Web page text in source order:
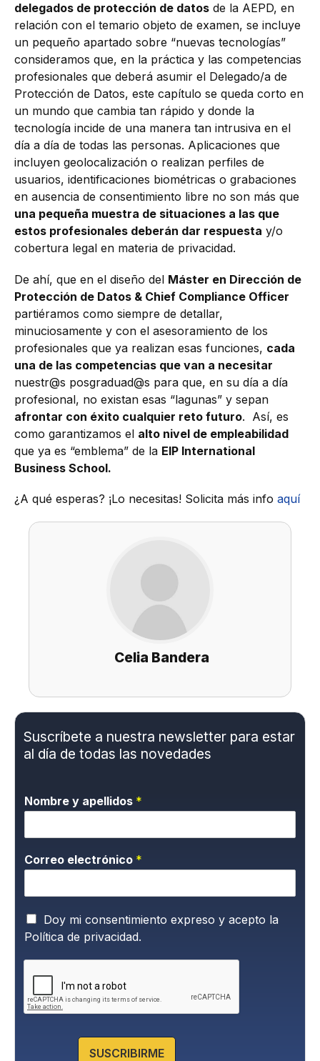
delegados de protección de datos de la AEPD, en
relación con el temario objeto de examen, se incluye
un pequeño apartado sobre “nuevas tecnologías”
consideramos que, en la práctica y las competencias
profesionales que deberá asumir el Delegado/a de
Protección de Datos, este capítulo se queda corto en
un mundo que cambia tan rápido y donde la
tecnología incide de una manera tan intrusiva en el
día a día de todas las personas. Aplicaciones que
incluyen geolocalización o realizan perfiles de
usuarios, identificaciones biométricas o grabaciones
en ausencia de consentimiento libre no son más que
una pequeña muestra de situaciones a las que
estos profesionales deberán dar respuesta y/o
cobertura legal en materia de privacidad.
De ahí, que en el diseño del Máster en Dirección de
Protección de Datos & Chief Compliance Officer
partiéramos como siempre de detallar,
minuciosamente y con el asesoramiento de los
profesionales que ya realizan esas funciones, cada
una de las competencias que van a necesitar
nuestr@s posgraduad@s para que, en su día a día
profesional, no existan esas “lagunas” y sepan
afrontar con éxito cualquier reto futuro. Así, es
como garantizamos el alto nivel de empleabilidad
que ya es “emblema” de la EIP International
Business School.
¿A qué esperas? ¡Lo necesitas! Solicita más info aquí
Celia Bandera
Suscríbete a nuestra newsletter para estar
al día de todas las novedades
Nombre y apellidos *
Correo electrónico *
P
o
l
í
c
a
Doy mi consentimiento expreso y acepto la
Política de privacidad.
SUSCRIBIRME